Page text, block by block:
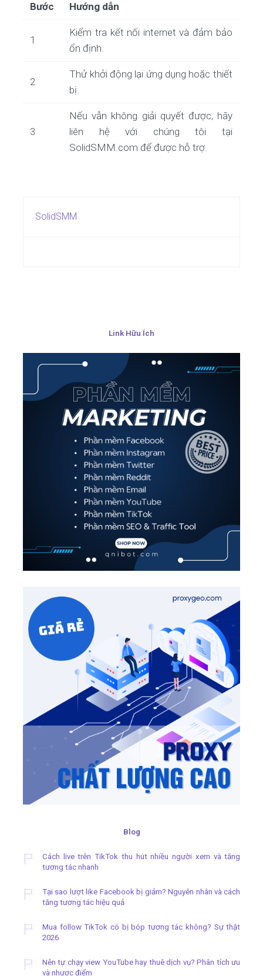
Bước Hướng dẫn
1
Kiểm tra kết nối internet và đảm bảo
ổn định.
2
Thử khởi động lại ứng dụng hoặc thiết
bị.
3
Nếu vẫn không giải quyết được, hãy
liên hệ với chúng tôi tại
SolidSMM.com để được hỗ trợ.
SolidSMM
Link Hữu Ích
Blog
Cách live trên TikTok thu hút nhiều người xem và tăng
tương tác nhanh
Tại sao lượt like Facebook bị giảm? Nguyên nhân và cách
tăng tương tác hiệu quả
Mua follow TikTok có bị bóp tương tác không? Sự thật
2026
Nên tự chạy view YouTube hay thuê dịch vụ? Phân tích ưu
và nhược điểm